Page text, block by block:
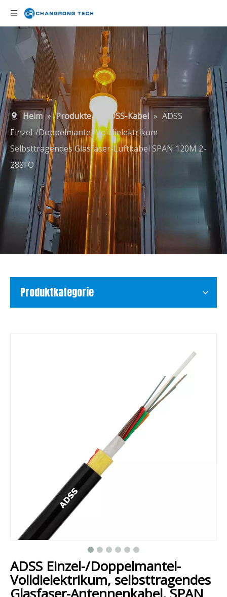
Heim » Produkte » ADSS-Kabel » ADSS
Einzel-/Doppelmantel-Volldielektrikum
Selbsttragendes Glasfaser-Luftkabel SPAN 120M 2-
288FO
Produktkategorie
ADSS Einzel-/Doppelmantel-
Volldielektrikum, selbsttragendes